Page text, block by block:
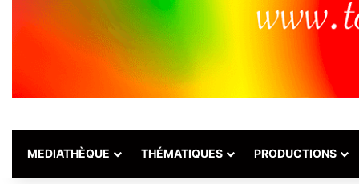
MEDIATHÈQUE THÉMATIQUES PRODUCTIONS